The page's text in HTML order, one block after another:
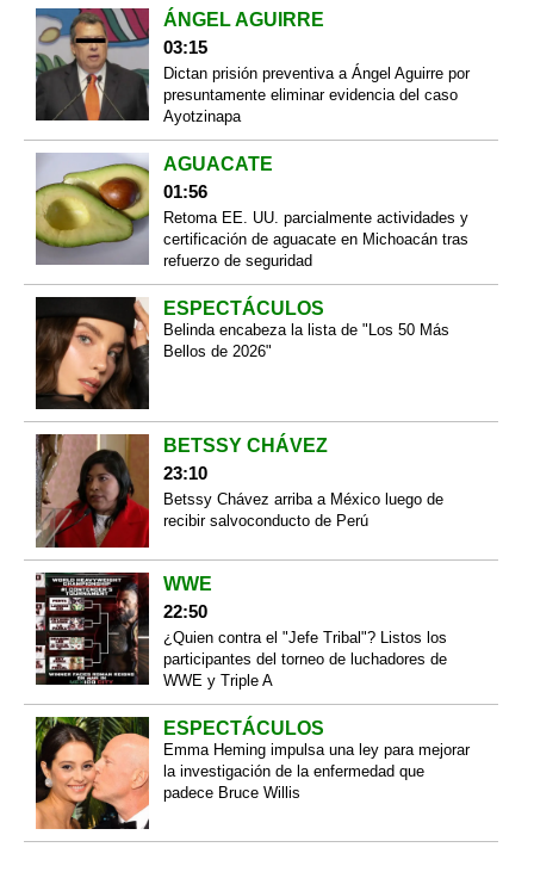
ÁNGEL AGUIRRE
03:15
Dictan prisión preventiva a Ángel Aguirre por
presuntamente eliminar evidencia del caso
Ayotzinapa
AGUACATE
01:56
Retoma EE. UU. parcialmente actividades y
certificación de aguacate en Michoacán tras
refuerzo de seguridad
ESPECTÁCULOS
Belinda encabeza la lista de "Los 50 Más
Bellos de 2026"
BETSSY CHÁVEZ
23:10
Betssy Chávez arriba a México luego de
recibir salvoconducto de Perú
WWE
22:50
¿Quien contra el "Jefe Tribal"? Listos los
participantes del torneo de luchadores de
WWE y Triple A
ESPECTÁCULOS
Emma Heming impulsa una ley para mejorar
la investigación de la enfermedad que
padece Bruce Willis